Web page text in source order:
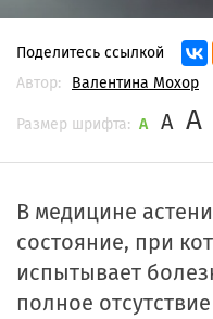
Поделитесь ссылкой
Автор:
Валентина Мохор
Размер шрифта: A A A
В медицине
состояние, при
испытывает
полное